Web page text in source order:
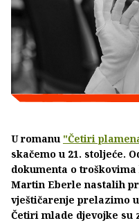
U romanu "Četiri
skačemo u 21. stoljeće.
dokumenta o
Martin Eberle nastalih
vještičarenje prelazimo
Četiri mlade djevojke su